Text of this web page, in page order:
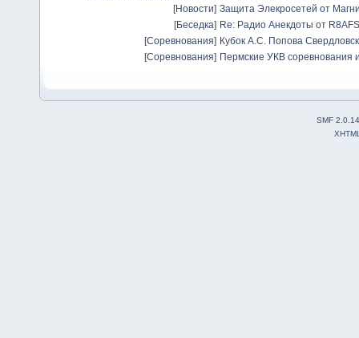
[Новости] Защита Элекросетей от
[Беседка] Re: Радио Анекдоты от R8AFS
[Соревнования] Кубок А.С. Попова
[Соревнования] Пермские УКВ соревнования
SMF 2.0.14